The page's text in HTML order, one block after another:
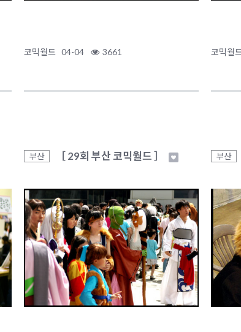
코믹월드 04-04 3661 코믹월
부산 ［ 29회 부산 코믹월드 ］ 부산